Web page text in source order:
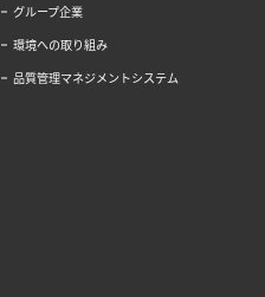
グループ企業
環境への取り組み
品質管理マネジメントシステム